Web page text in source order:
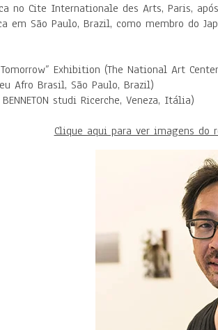
no Cite Internationale des Arts, Paris,
em São Paulo, Brazil, como membro do
Exhibition (The National Art
Afro Brasil, São Paulo, Brazil)
studi Ricerche, Veneza, Itália)
Clique aqui para ver imagens do